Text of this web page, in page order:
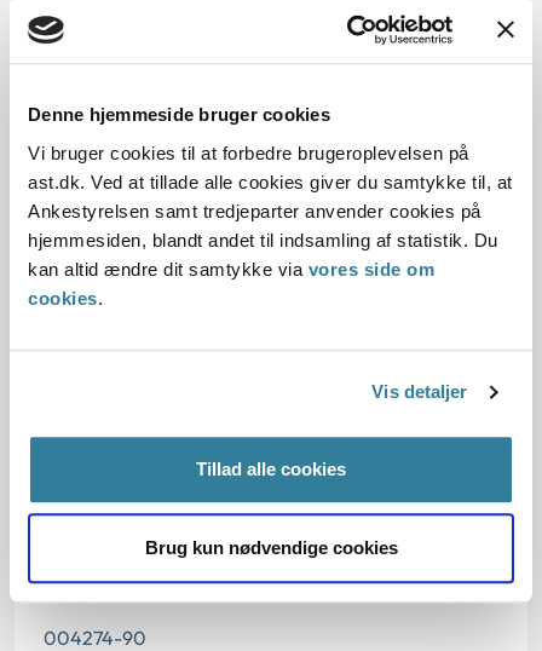
Denne hjemmeside bruger cookies
Vi bruger cookies til at forbedre brugeroplevelsen på
ast.dk. Ved at tillade alle cookies giver du samtykke til, at
Ankestyrelsen samt tredjeparter anvender cookies på
hjemmesiden, blandt andet til indsamling af statistik. Du
kan altid ændre dit samtykke via vores side om
cookies.
Vis detaljer
Tillad alle cookies
Brug kun nødvendige cookies
Afgørelse:
Dato for underskrift
01.12.2001
Offentliggørelsesdato
Denne principafgørelse er kasseret den 3. juli 2019,
Journalnummer
004274-90